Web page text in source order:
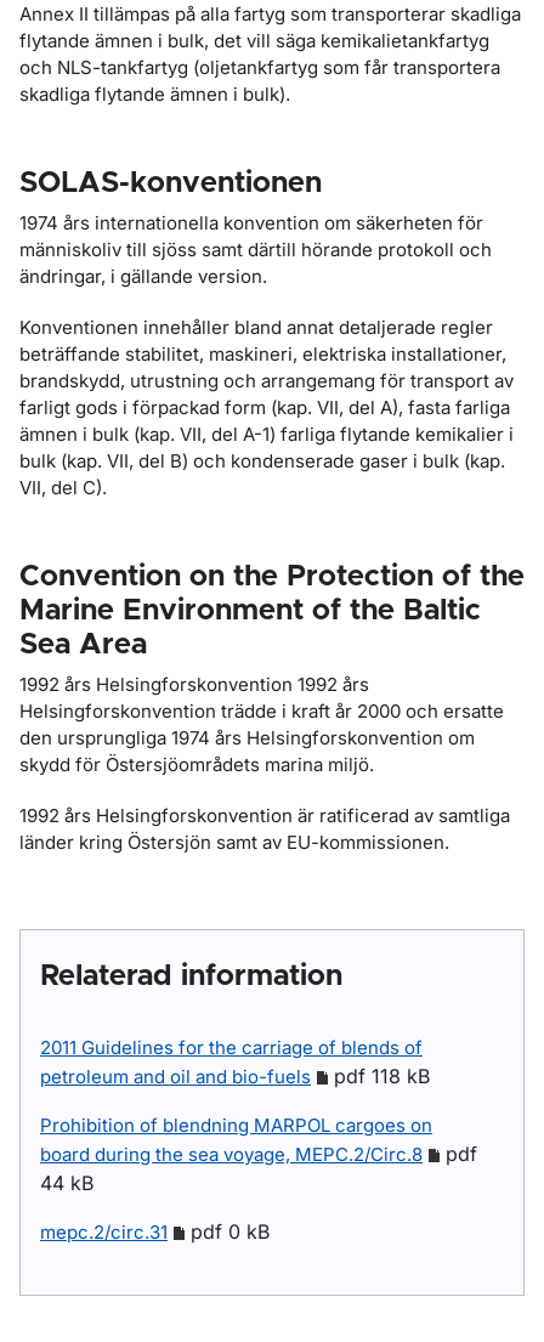
Annex II tillämpas på alla fartyg som transporterar skadliga
flytande ämnen i bulk, det vill säga kemikalietankfartyg
och NLS-tankfartyg (oljetankfartyg som får transportera
skadliga flytande ämnen i bulk).
SOLAS-konventionen
1974 års internationella konvention om säkerheten för
människoliv till sjöss samt därtill hörande protokoll och
ändringar, i gällande version.
Konventionen innehåller bland annat detaljerade regler
beträffande stabilitet, maskineri, elektriska installationer,
brandskydd, utrustning och arrangemang för transport av
farligt gods i förpackad form (kap. VII, del A), fasta farliga
ämnen i bulk (kap. VII, del A-1) farliga flytande kemikalier i
bulk (kap. VII, del B) och kondenserade gaser i bulk (kap.
VII, del C).
Convention on the Protection of the
Marine Environment of the Baltic
Sea Area
1992 års Helsingforskonvention 1992 års
Helsingforskonvention trädde i kraft år 2000 och ersatte
den ursprungliga 1974 års Helsingforskonvention om
skydd för Östersjöområdets marina miljö.
1992 års Helsingforskonvention är ratificerad av samtliga
länder kring Östersjön samt av EU-kommissionen.
Relaterad information
2011 Guidelines for the carriage of blends of
petroleum and oil and bio-fuels
pdf 118 kB
Prohibition of blendning MARPOL cargoes on
board during the sea voyage, MEPC.2/Circ.8
pdf
44 kB
mepc.2/circ.31 pdf 0 kB